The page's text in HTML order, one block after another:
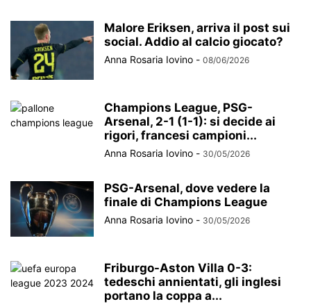
Malore Eriksen, arriva il post sui
social. Addio al calcio giocato?
Anna Rosaria Iovino - 08/06/2026
Champions League, PSG-
Arsenal, 2-1 (1-1): si decide ai
rigori, francesi campioni...
Anna Rosaria Iovino - 30/05/2026
PSG-Arsenal, dove vedere la
finale di Champions League
Anna Rosaria Iovino - 30/05/2026
Friburgo-Aston Villa 0-3:
tedeschi annientati, gli inglesi
portano la coppa a...